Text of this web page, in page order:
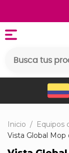
Inicio / Equipos
Vista Global Mop